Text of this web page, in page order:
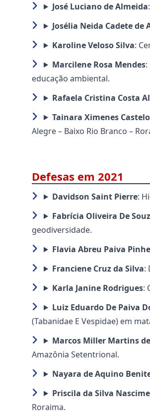
José Luciano de Almeida
Josélia Neida Cadete de
Karoline Veloso Silva:
Marcilene Rosa Mendes:
educação ambiental.
Rafaela Cristina Costa
Tainara Ximenes
Alegre – Baixo Rio Branco –
Defesas em 2021
Davidson Saint Pierre:
Fabrícia Oliveira De
geodiversidade.
Flavia Abreu Paiva
Franciene Cruz da Silva:
Karla Janine Rodrigues:
Luiz Eduardo De Paiva
(Tabanidae E Vespidae) em
Marcos Miller Martins
Amazônia Setentrional.
Nayara de Aquino
Priscila da Silva
Roraima.